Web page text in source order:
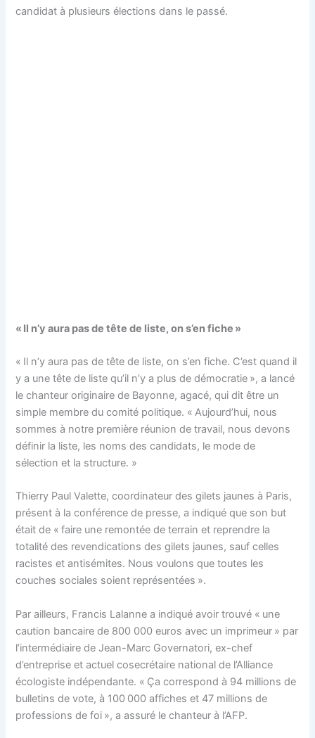
candidat à plusieurs élections dans le passé.
« Il n’y aura pas de tête de liste, on s’en fiche »
« Il n’y aura pas de tête de liste, on s’en fiche. C’est quand il
y a une tête de liste qu’il n’y a plus de démocratie », a lancé
le chanteur originaire de Bayonne, agacé, qui dit être un
simple membre du comité politique. « Aujourd’hui, nous
sommes à notre première réunion de travail, nous devons
définir la liste, les noms des candidats, le mode de
sélection et la structure. »
Thierry Paul Valette, coordinateur des gilets jaunes à Paris,
présent à la conférence de presse, a indiqué que son but
était de « faire une remontée de terrain et reprendre la
totalité des revendications des gilets jaunes, sauf celles
racistes et antisémites. Nous voulons que toutes les
couches sociales soient représentées ».
Par ailleurs, Francis Lalanne a indiqué avoir trouvé « une
caution bancaire de 800 000 euros avec un imprimeur » par
l’intermédiaire de Jean-Marc Governatori, ex-chef
d’entreprise et actuel cosecrétaire national de l’Alliance
écologiste indépendante. « Ça correspond à 94 millions de
bulletins de vote, à 100 000 affiches et 47 millions de
professions de foi », a assuré le chanteur à l’AFP.